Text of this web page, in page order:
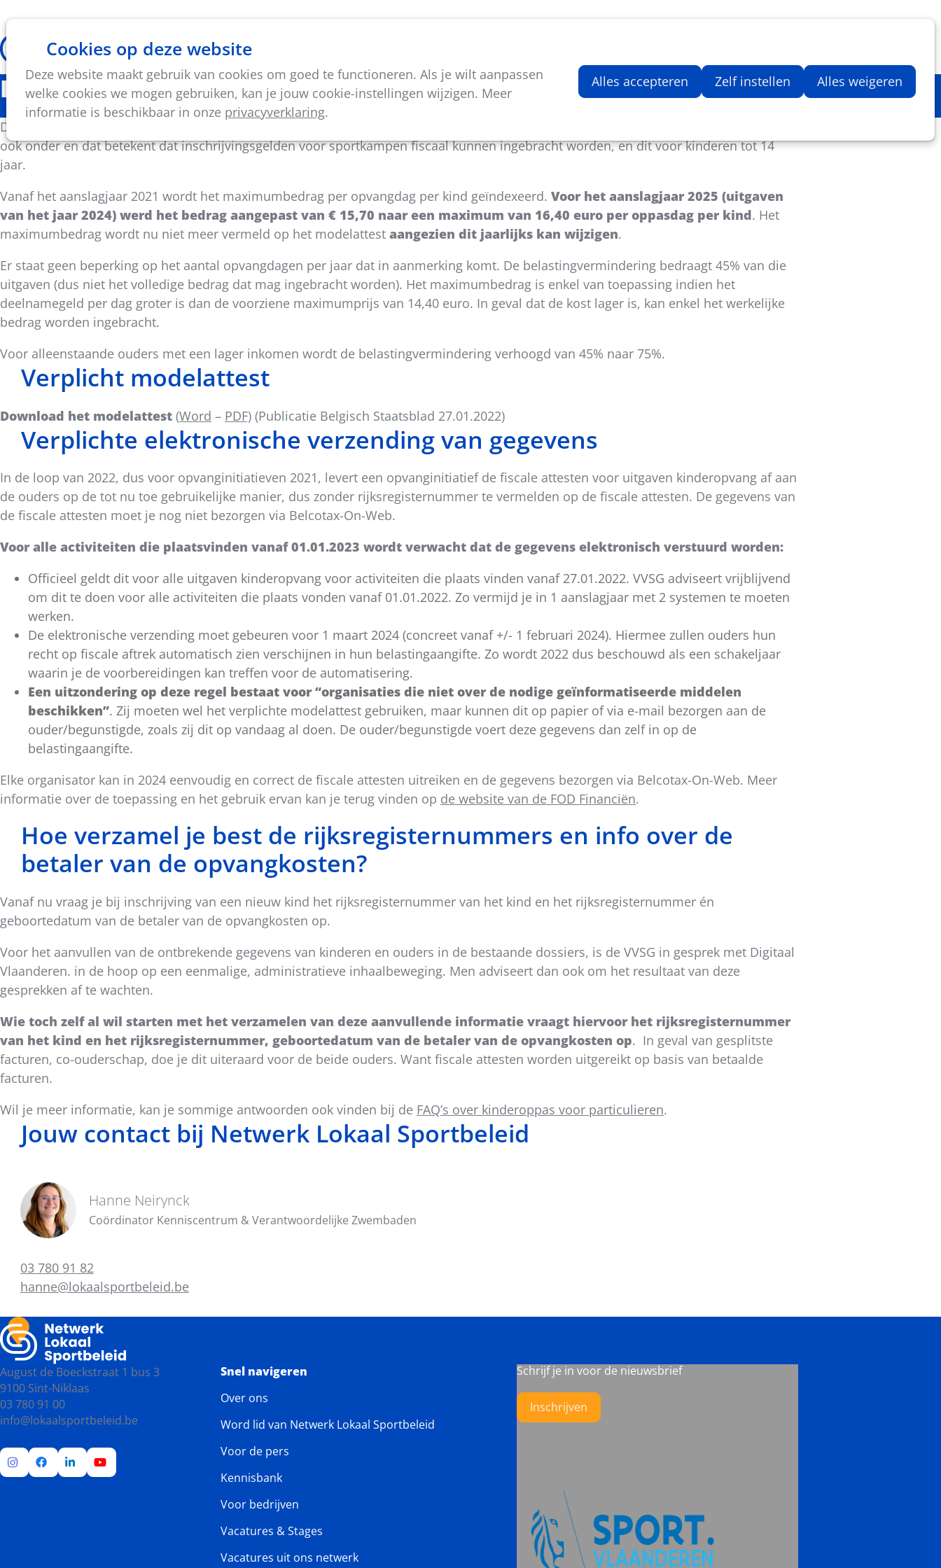
Cookies op deze website
Deze website maakt gebruik van cookies om goed te functioneren. Als je wilt aanpassen
welke cookies we mogen gebruiken, kan je jouw cookie-instellingen wijzigen. Meer
informatie is beschikbaar in onze privacyverklaring.
Alles accepteren Zelf instellen Alles weigeren
Thema's Vorming & activiteiten
Aantal artikelen in
Fiscale aftrekbaarheid sportkampen
De federale overheid voorziet een belastingvermindering op opvangactiviteiten in de sport – en jeugdsector. Sportkampen vallen hier
ook onder en dat betekent dat inschrijvingsgelden voor sportkampen fiscaal kunnen ingebracht worden, en dit voor kinderen tot 14
jaar.
Vanaf het aanslagjaar 2021 wordt het maximumbedrag per opvangdag per kind geïndexeerd. Voor het aanslagjaar 2025 (uitgaven
van het jaar 2024) werd het bedrag aangepast van € 15,70 naar een maximum van 16,40 euro per oppasdag per kind. Het
maximumbedrag wordt nu niet meer vermeld op het modelattest aangezien dit jaarlijks kan wijzigen.
Er staat geen beperking op het aantal opvangdagen per jaar dat in aanmerking komt. De belastingvermindering bedraagt 45% van die
uitgaven (dus niet het volledige bedrag dat mag ingebracht worden). Het maximumbedrag is enkel van toepassing indien het
deelnamegeld per dag groter is dan de voorziene maximumprijs van 14,40 euro. In geval dat de kost lager is, kan enkel het werkelijke
bedrag worden ingebracht.
Voor alleenstaande ouders met een lager inkomen wordt de belastingvermindering verhoogd van 45% naar 75%.
Verplicht modelattest
Download het modelattest (Word – PDF) (Publicatie Belgisch Staatsblad 27.01.2022)
Verplichte elektronische verzending van gegevens
In de loop van 2022, dus voor opvanginitiatieven 2021, levert een opvanginitiatief de fiscale attesten voor uitgaven kinderopvang af aan
de ouders op de tot nu toe gebruikelijke manier, dus zonder rijksregisternummer te vermelden op de fiscale attesten. De gegevens van
de fiscale attesten moet je nog niet bezorgen via Belcotax-On-Web.
Voor alle activiteiten die plaatsvinden vanaf 01.01.2023 wordt verwacht dat de gegevens elektronisch verstuurd worden:
Officieel geldt dit voor alle uitgaven kinderopvang voor activiteiten die plaats vinden vanaf 27.01.2022. VVSG adviseert vrijblijvend
om dit te doen voor alle activiteiten die plaats vonden vanaf 01.01.2022. Zo vermijd je in 1 aanslagjaar met 2 systemen te moeten
werken.
De elektronische verzending moet gebeuren voor 1 maart 2024 (concreet vanaf +/- 1 februari 2024). Hiermee zullen ouders hun
recht op fiscale aftrek automatisch zien verschijnen in hun belastingaangifte. Zo wordt 2022 dus beschouwd als een schakeljaar
waarin je de voorbereidingen kan treffen voor de automatisering.
Een uitzondering op deze regel bestaat voor “organisaties die niet over de nodige geïnformatiseerde middelen
beschikken”. Zij moeten wel het verplichte modelattest gebruiken, maar kunnen dit op papier of via e-mail bezorgen aan de
ouder/begunstigde, zoals zij dit op vandaag al doen. De ouder/begunstigde voert deze gegevens dan zelf in op de
belastingaangifte.
Elke organisator kan in 2024 eenvoudig en correct de fiscale attesten uitreiken en de gegevens bezorgen via Belcotax-On-Web. Meer
informatie over de toepassing en het gebruik ervan kan je terug vinden op de website van de FOD Financiën.
Hoe verzamel je best de rijksregisternummers en info over de
betaler van de opvangkosten?
Vanaf nu vraag je bij inschrijving van een nieuw kind het rijksregisternummer van het kind en het rijksregisternummer én
geboortedatum van de betaler van de opvangkosten op.
Voor het aanvullen van de ontbrekende gegevens van kinderen en ouders in de bestaande dossiers, is de VVSG in gesprek met Digitaal
Vlaanderen. in de hoop op een eenmalige, administratieve inhaalbeweging. Men adviseert dan ook om het resultaat van deze
gesprekken af te wachten.
Wie toch zelf al wil starten met het verzamelen van deze aanvullende informatie vraagt hiervoor het rijksregisternummer
van het kind en het rijksregisternummer, geboortedatum van de betaler van de opvangkosten op. In geval van gesplitste
facturen, co-ouderschap, doe je dit uiteraard voor de beide ouders. Want fiscale attesten worden uitgereikt op basis van betaalde
facturen.
Wil je meer informatie, kan je sommige antwoorden ook vinden bij de FAQ’s over kinderoppas voor particulieren.
Jouw contact bij Netwerk Lokaal Sportbeleid
Hanne Neirynck
Coördinator Kenniscentrum & Verantwoordelijke Zwembaden
03 780 91 82
hanne@lokaalsportbeleid.be
August de Boeckstraat 1 bus 3
9100 Sint-Niklaas
03 780 91 00
info@lokaalsportbeleid.be
Snel navigeren
Over ons
Word lid van Netwerk Lokaal Sportbeleid
Voor de pers
Kennisbank
Voor bedrijven
Vacatures & Stages
Vacatures uit ons netwerk
Schrijf je in voor de nieuwsbrief
Inschrijven